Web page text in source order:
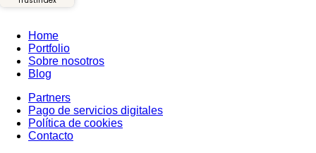
Home
Portfolio
Sobre nosotros
Blog
Partners
Pago de servicios digitales
Política de cookies
Contacto